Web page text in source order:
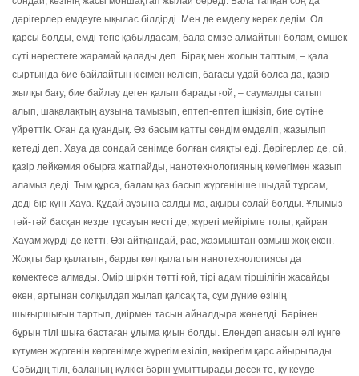
дәрігерлер емдеуге ықылас білдірді. Мен де емделу керек дедім. Ол
қарсы болды, емді тегіс қабылдасам, бала емізе алмайтын болам, емшек
сүті нәрестеге жарамай қалады деп. Бірақ мен жолын таптым, – қала
сыртында бие байлайтын кісімен келісіп, бағасы удай болса да, қазір
жылқы бағу, бие байлау деген қалып барады ғой, – саумалды сатып
алып, шақалақтың аузына тамызып, ептеп-ептеп ішкізіп, бие сүтіне
үйреттік. Оған да қуандық. Өз басым қатты сендім емделіп, жазылып
кетеді деп. Хауа да сондай сенімде болған сияқты еді. Дәрігерлер де, ой,
қазір лейкемия обырға жатпайды, нанотехнологияның көмегімен жазып
аламыз деді. Тым құрса, балам қаз басып жүргенінше шыдай тұрсам,
деді бір күні Хауа. Құдай аузына салды ма, ақыры солай болды. Ұлымыз
тәй-тәй басқан кезде тұсауын кесті де, жүрегі мейірімге толы, қайран
Хауам жүрді де кетті. Өзі айтқандай, рас, жазмыштан озмыш жоқ екен.
Жоқты бар қылатын, барды көл қылатын нанотехнологиясы да
көмектесе алмады. Өмір шіркін тәтті ғой, тірі адам тіршілігін жасайды
екен, артынан солқылдап жылап қалсақ та, сұм дүние өзінің
шығыршығын тартып, диірмен тасын айналдыра жөнелді. Бәрінен
бұрын тілі шыға бастаған ұлыма қиын болды. Елеңдеп анасын әлі күнге
күтумен жүргенін көргенімде жүрегім езіліп, көкірегім қарс айырылады.
Сәбидің тілі, баланың күлкісі бәрін ұмыттырады десек те, қу кеуде